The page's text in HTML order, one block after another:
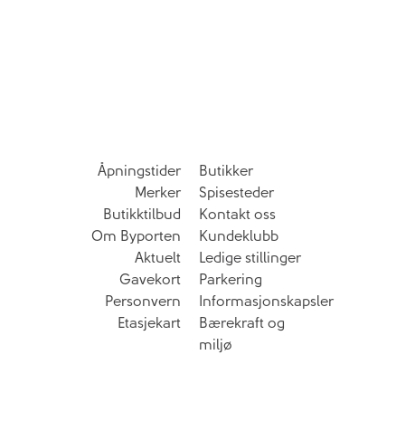
Åpningstider
Butikker
Merker
Spisesteder
Butikktilbud
Kontakt oss
Om Byporten
Kundeklubb
Aktuelt
Ledige stillinger
Gavekort
Parkering
Personvern
Informasjonskapsler
Etasjekart
Bærekraft og
miljø